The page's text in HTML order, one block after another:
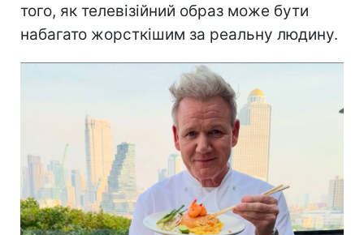
того, як телевізійний образ може бути
набагато жорсткішим за реальну людину.